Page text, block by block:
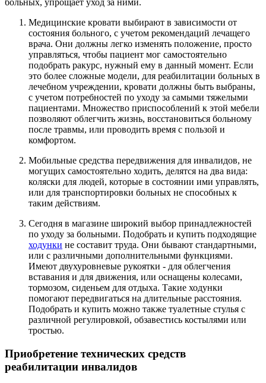
больных, упрощает уход за ними.
Медицинские кровати выбирают в зависимости от
состояния больного, с учетом рекомендаций лечащего
врача. Они должны легко изменять положение, просто
управляться, чтобы пациент мог самостоятельно
подобрать ракурс, нужный ему в данный момент. Если
это более сложные модели, для реабилитации больных в
лечебном учреждении, кровати должны быть выбраны,
с учетом потребностей по уходу за самыми тяжелыми
пациентами. Множество приспособлений к этой мебели
позволяют облегчить жизнь, восстановиться больному
после травмы, или проводить время с пользой и
комфортом.
Мобильные средства передвижения для инвалидов, не
могущих самостоятельно ходить, делятся на два вида:
коляски для людей, которые в состоянии ими управлять,
или для транспортировки больных не способных к
таким действиям.
Сегодня в магазине широкий выбор принадлежностей
по уходу за больными. Подобрать и купить подходящие
ходунки не составит труда. Они бывают стандартными,
или с различными дополнительными функциями.
Имеют двухуровневые рукоятки - для облегчения
вставания и для движения, или оснащены колесами,
тормозом, сиденьем для отдыха. Такие ходунки
помогают передвигаться на длительные расстояния.
Подобрать и купить можно также туалетные стулья с
различной регулировкой, обзавестись костылями или
тростью.
Приобретение технических средств
реабилитации инвалидов